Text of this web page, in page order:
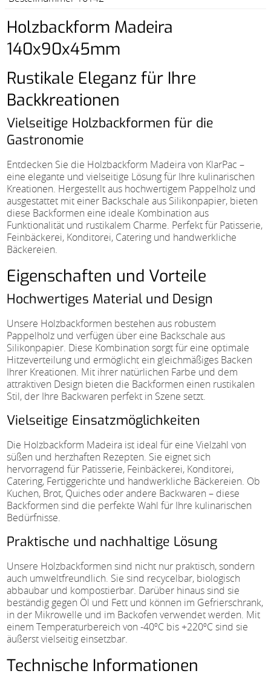
Holzbackform Madeira
140x90x45mm
Rustikale Eleganz für Ihre
Backkreationen
Vielseitige Holzbackformen für die
Gastronomie
Entdecken Sie die Holzbackform Madeira von KlarPac –
eine elegante und vielseitige Lösung für Ihre kulinarischen
Kreationen. Hergestellt aus hochwertigem Pappelholz und
ausgestattet mit einer Backschale aus Silikonpapier, bieten
diese Backformen eine ideale Kombination aus
Funktionalität und rustikalem Charme. Perfekt für Patisserie,
Feinbäckerei, Konditorei, Catering und handwerkliche
Bäckereien.
Eigenschaften und Vorteile
Hochwertiges Material und Design
Unsere Holzbackformen bestehen aus robustem
Pappelholz und verfügen über eine Backschale aus
Silikonpapier. Diese Kombination sorgt für eine optimale
Hitzeverteilung und ermöglicht ein gleichmäßiges Backen
Ihrer Kreationen. Mit ihrer natürlichen Farbe und dem
attraktiven Design bieten die Backformen einen rustikalen
Stil, der Ihre Backwaren perfekt in Szene setzt.
Vielseitige Einsatzmöglichkeiten
Die Holzbackform Madeira ist ideal für eine Vielzahl von
süßen und herzhaften Rezepten. Sie eignet sich
hervorragend für Patisserie, Feinbäckerei, Konditorei,
Catering, Fertiggerichte und handwerkliche Bäckereien. Ob
Kuchen, Brot, Quiches oder andere Backwaren – diese
Backformen sind die perfekte Wahl für Ihre kulinarischen
Bedürfnisse.
Praktische und nachhaltige Lösung
Unsere Holzbackformen sind nicht nur praktisch, sondern
auch umweltfreundlich. Sie sind recycelbar, biologisch
abbaubar und kompostierbar. Darüber hinaus sind sie
beständig gegen Öl und Fett und können im Gefrierschrank,
in der Mikrowelle und im Backofen verwendet werden. Mit
einem Temperaturbereich von -40ºC bis +220ºC sind sie
äußerst vielseitig einsetzbar.
Technische Informationen